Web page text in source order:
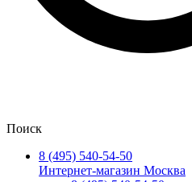
Поиск
8 (495) 540-54-50
Интернет-магазин Москва